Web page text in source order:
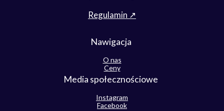
Regulamin ↗
Nawigacja
O nas
Ceny
Media społecznościowe
Instagram
Facebook